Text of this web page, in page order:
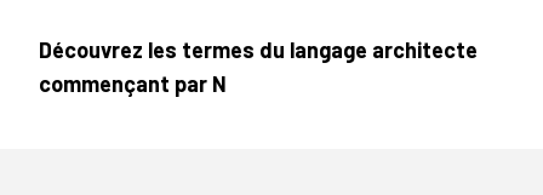
Découvrez les termes du langage architecte
commençant par N